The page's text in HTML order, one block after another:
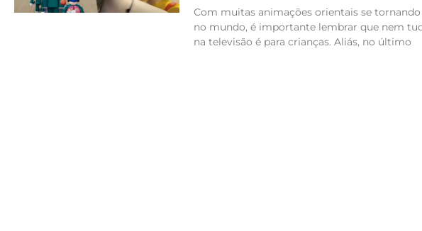
Com muitas animações orientais se
no mundo, é importante lembrar que nem
na televisão é para crianças. Aliás, no último